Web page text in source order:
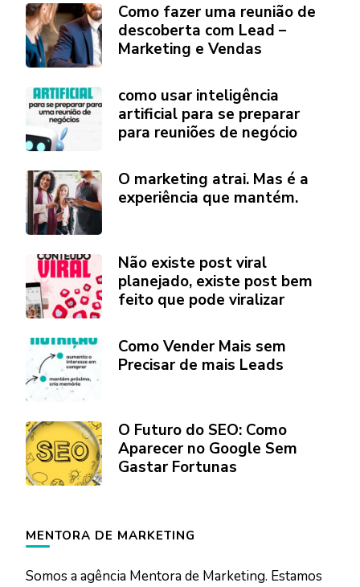
Como fazer uma reunião de
descoberta com Lead –
Marketing e Vendas
como usar inteligência
artificial para se preparar
para reuniões de negócio
O marketing atrai. Mas é a
experiência que mantém.
Não existe post viral
planejado, existe post bem
feito que pode viralizar
Como Vender Mais sem
Precisar de mais Leads
O Futuro do SEO: Como
Aparecer no Google Sem
Gastar Fortunas
MENTORA DE MARKETING
Somos a agência Mentora de Marketing. Estamos